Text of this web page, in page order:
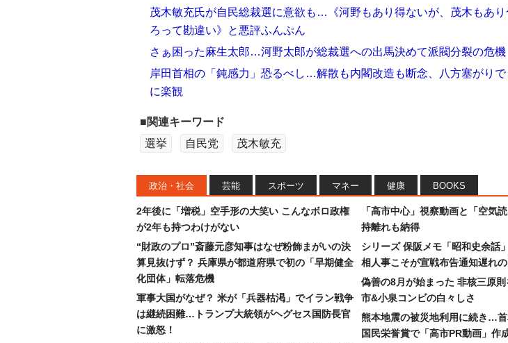
茂木敏充氏が自民総裁選に意欲も…《河野もあり得ないが、茂木もあ
ろって勘違い》と悪評ふんぷん
さぁ困った麻生太郎…河野太郎が総裁選への出馬決めて派閥分裂の危機
岸田首相の「鈍感力」恐るべし…解散も内閣改造も断念、八方塞がり
に楽観
■関連キーワード
選挙
自民党 茂木敏充
政治・社会 芸能 スポーツ マネー 健康 BOOKS
2年後に「増税」空手形の大笑い こんなボロ政権
が2年も持つわけがない
“財政のプロ”斎藤元彦知事はなぜ粉飾まがいの決
算見抜けず？ 兵庫県が都道府県で初の「早期健全
化団体」転落危機
軍事大国がなぜ？ 米が「兵器枯渇」でイラン戦争
は継続困難…トランプ大統領がヘグセス国防長官
に激怒！
「高市中心」視察動画と「空気
持離れも納得
シリーズ 保阪メモ「昭和史余話
相人事こそが宣戦布告通知遅れ
偽善の8月が始まった 非核三原
市&小泉コンビの白々しさ
熊本地震の被災地利用に続き…
国民栄誉賞で「高市PR動画」作